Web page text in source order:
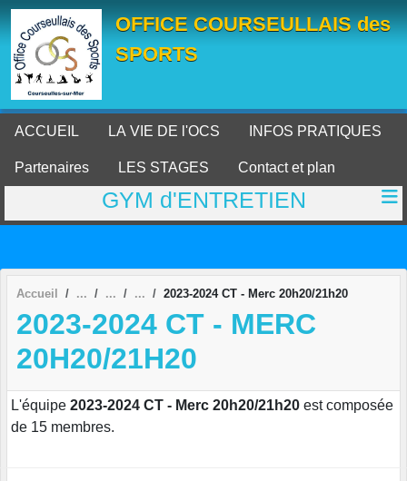
OFFICE COURSEULLAIS des
SPORTS
ACCUEIL LA VIE DE l'OCS INFOS PRATIQUES
Partenaires LES STAGES Contact et plan
GYM d'ENTRETIEN
Accueil 2023-2024 CT - Merc 20h20/21h20
2023-2024 CT - MERC
20H20/21H20
L'équipe 2023-2024 CT - Merc 20h20/21h20 est composée
de 15 membres.
Panneau de gestion des cookies